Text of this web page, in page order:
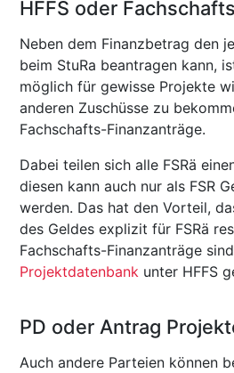
HFFS oder
Neben dem Finanzbetrag den
beim StuRa beantragen kann,
möglich für gewisse Projekte
anderen Zuschüsse zu
Fachschafts-Finanzanträge.
Dabei teilen sich alle FSRä
diesen kann auch nur als FSR
werden. Das hat den Vorteil,
des Geldes explizit für FSRä
Fachschafts-Finanzanträge
Projektdatenbank unter HFFS
PD oder Antrag
Auch andere Parteien können